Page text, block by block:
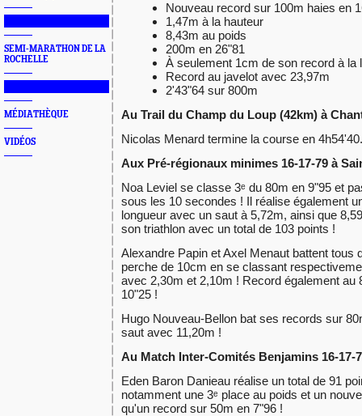
███████████████
SEMI-MARATHON DE LA
ROCHELLE
███████████████
MÉDIATHÈQUE
VIDÉOS
Nouveau record sur 100m haies en
1,47m à la hauteur
8,43m au poids
200m en 26"81
À seulement 1cm de son record à
Record au javelot avec 23,97m
2'43"64 sur 800m
Au Trail du Champ du Loup (42km) à
Nicolas Menard termine la course en 4h54'40.
Aux Pré-régionaux minimes 16-17-79 à
Noa Leviel se classe 3ᵉ du 80m en 9"95 et
sous les 10 secondes ! Il réalise également
longueur avec un saut à 5,72m, ainsi que
son triathlon avec un total de 103 points !
Alexandre Papin et Axel Menaut battent tous
perche de 10cm en se classant
avec 2,30m et 2,10m ! Record également au
10"25 !
Hugo Nouveau-Bellon bat ses records sur
saut avec 11,20m !
Au Match Inter-Comités Benjamins 16-17-
Eden Baron Danieau réalise un total de 91
notamment une 3ᵉ place au poids et un
qu'un record sur 50m en 7"96 !